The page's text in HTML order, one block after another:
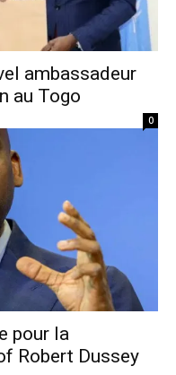
ambassadeur
au Togo
0
pour la
Robert Dussey